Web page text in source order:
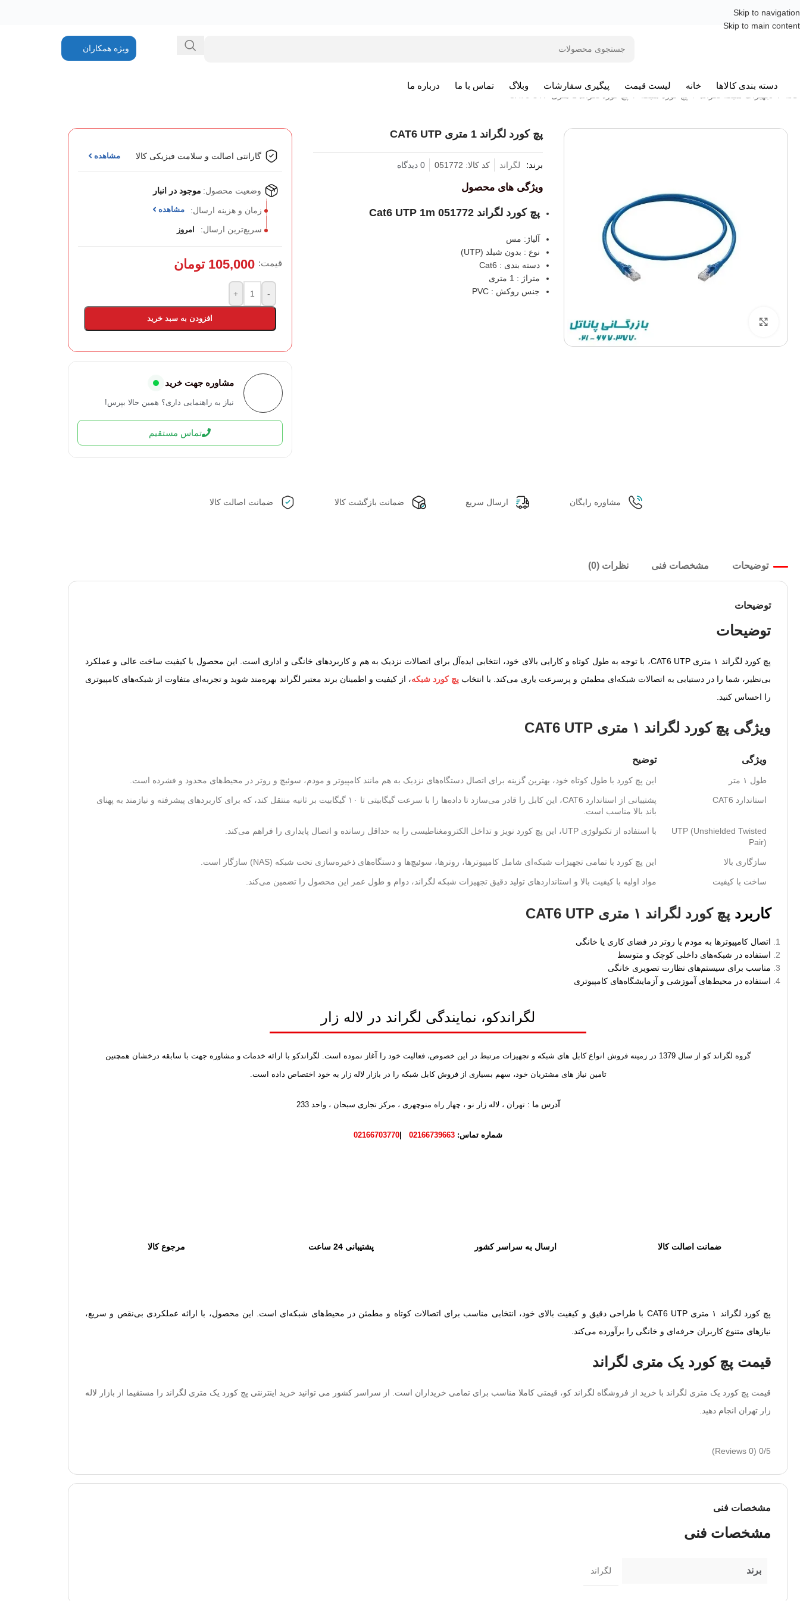
Skip to navigation
Skip to main content
ویژه همکاران
دسته بندی کالاها خانه لیست قیمت پیگیری سفارشات وبلاگ تماس با ما درباره ما
پچ کورد لگراند 1 متری CAT6 UTP
برند: لگراند کد کالا: 051772 0 دیدگاه
ویژگی های محصول
پچ کورد لگراند Cat6 UTP 1m 051772
آلیاژ: مس
نوع : بدون شیلد (UTP)
دسته بندی : Cat6
متراژ : 1 متری
جنس روکش : PVC
گارانتی اصالت و سلامت فیزیکی کالا مشاهده
وضعیت محصول: موجود در انبار
زمان و هزینه ارسال: مشاهده
سریع‌ترین ارسال: امروز
قیمت: 105,000 تومان
-
+
افزودن به سبد خرید
مشاوره جهت خرید
نیاز به راهنمایی داری؟ همین حالا بپرس!
تماس مستقیم
مشاوره رایگان ارسال سریع ضمانت بازگشت کالا ضمانت اصالت کالا
توضیحات مشخصات فنی نظرات (0)
توضیحات
توضیحات
پچ کورد لگراند ۱ متری CAT6 UTP، با توجه به طول کوتاه و کارایی بالای خود، انتخابی ایده‌آل برای اتصالات نزدیک به هم و کاربردهای خانگی و اداری است. این محصول با کیفیت ساخت عالی و عملکرد
بی‌نظیر، شما را در دستیابی به اتصالات شبکه‌ای مطمئن و پرسرعت یاری می‌کند. با انتخاب پچ کورد شبکه، از کیفیت و اطمینان برند معتبر لگراند بهره‌مند شوید و تجربه‌ای متفاوت از شبکه‌های کامپیوتری
را احساس کنید.
ویژگی پچ کورد لگراند ۱ متری CAT6 UTP
ویژگی توضیح
طول ۱ متر این پچ کورد با طول کوتاه خود، بهترین گزینه برای اتصال دستگاه‌های نزدیک به هم مانند کامپیوتر و مودم، سوئیچ و روتر در محیط‌های محدود و فشرده است.
استاندارد CAT6
پشتیبانی از استاندارد CAT6، این کابل را قادر می‌سازد تا داده‌ها را با سرعت گیگابیتی تا ۱۰ گیگابیت بر ثانیه منتقل کند، که برای کاربردهای پیشرفته و نیازمند به پهنای
باند بالا مناسب است.
UTP (Unshielded Twisted
Pair)
با استفاده از تکنولوژی UTP، این پچ کورد نویز و تداخل الکترومغناطیسی را به حداقل رسانده و اتصال پایداری را فراهم می‌کند.
سازگاری بالا این پچ کورد با تمامی تجهیزات شبکه‌ای شامل کامپیوترها، روترها، سوئیچ‌ها و دستگاه‌های ذخیره‌سازی تحت شبکه (NAS) سازگار است.
ساخت با کیفیت مواد اولیه با کیفیت بالا و استانداردهای تولید دقیق تجهیزات شبکه لگراند، دوام و طول عمر این محصول را تضمین می‌کند.
کاربرد پچ کورد لگراند ۱ متری CAT6 UTP
اتصال کامپیوترها به مودم یا روتر در فضای کاری یا خانگی
استفاده در شبکه‌های داخلی کوچک و متوسط
مناسب برای سیستم‌های نظارت تصویری خانگی
استفاده در محیط‌های آموزشی و آزمایشگاه‌های کامپیوتری
لگراندکو، نمایندگی لگراند در لاله زار
گروه لگراند کو از سال 1379 در زمینه فروش انواع کابل های شبکه و تجهیزات مرتبط در این خصوص، فعالیت خود را آغاز نموده است. لگراندکو با ارائه خدمات و مشاوره جهت با سابقه درخشان همچنین
تامین نیاز های مشتریان خود، سهم بسیاری از فروش کابل شبکه را در بازار لاله زار به خود اختصاص داده است.
آدرس ما : تهران ، لاله زار نو ، چهار راه منوچهری ، مرکز تجاری سبحان ، واحد 233
شماره تماس: 02166739663
02166703770
ضمانت اصالت کالا ارسال به سراسر کشور پشتیبانی 24 ساعت مرجوع کالا
پچ کورد لگراند ۱ متری CAT6 UTP با طراحی دقیق و کیفیت بالای خود، انتخابی مناسب برای اتصالات کوتاه و مطمئن در محیط‌های شبکه‌ای است. این محصول، با ارائه عملکردی بی‌نقص و سریع،
نیازهای متنوع کاربران حرفه‌ای و خانگی را برآورده می‌کند.
قیمت پچ کورد یک متری لگراند
قیمت پچ کورد یک متری لگراند با خرید از فروشگاه لگراند کو، قیمتی کاملا مناسب برای تمامی خریداران است. از سراسر کشور می توانید خرید اینترنتی پچ کورد یک متری لگراند را مستقیما از بازار لاله
زار تهران انجام دهید.
0/5
(0 Reviews)
مشخصات فنی
مشخصات فنی
برند لگراند